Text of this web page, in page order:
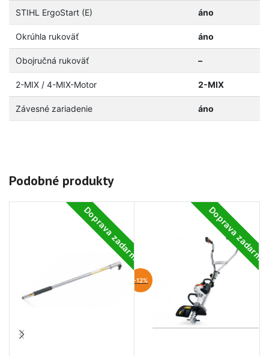
STIHL ErgoStart (E) áno
Okrúhla rukoväť áno
Obojručná rukoväť –
2-MIX / 4-MIX-Motor 2-MIX
Závesné zariadenie áno
Podobné produkty
Doprava zadarmo Doprava zadarmo
-12%